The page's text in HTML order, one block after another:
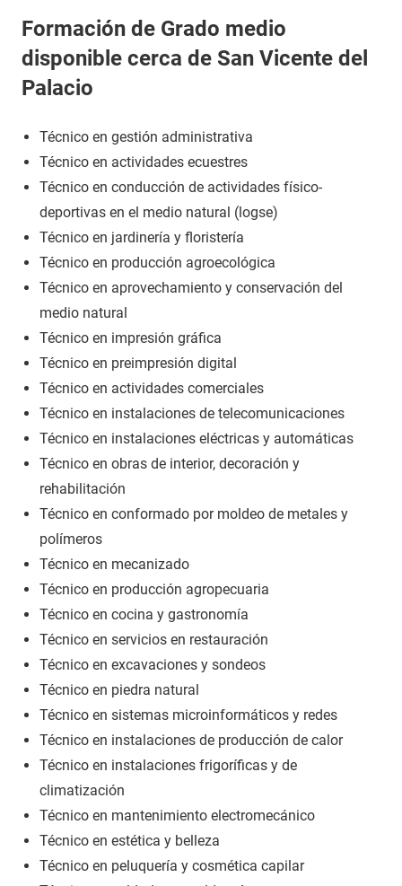
Formación de Grado medio
disponible cerca de San Vicente del
Palacio
Técnico en gestión administrativa
Técnico en actividades ecuestres
Técnico en conducción de actividades físico-
deportivas en el medio natural (logse)
Técnico en jardinería y floristería
Técnico en producción agroecológica
Técnico en aprovechamiento y conservación del
medio natural
Técnico en impresión gráfica
Técnico en preimpresión digital
Técnico en actividades comerciales
Técnico en instalaciones de telecomunicaciones
Técnico en instalaciones eléctricas y automáticas
Técnico en obras de interior, decoración y
rehabilitación
Técnico en conformado por moldeo de metales y
polímeros
Técnico en mecanizado
Técnico en producción agropecuaria
Técnico en cocina y gastronomía
Técnico en servicios en restauración
Técnico en excavaciones y sondeos
Técnico en piedra natural
Técnico en sistemas microinformáticos y redes
Técnico en instalaciones de producción de calor
Técnico en instalaciones frigoríficas y de
climatización
Técnico en mantenimiento electromecánico
Técnico en estética y belleza
Técnico en peluquería y cosmética capilar